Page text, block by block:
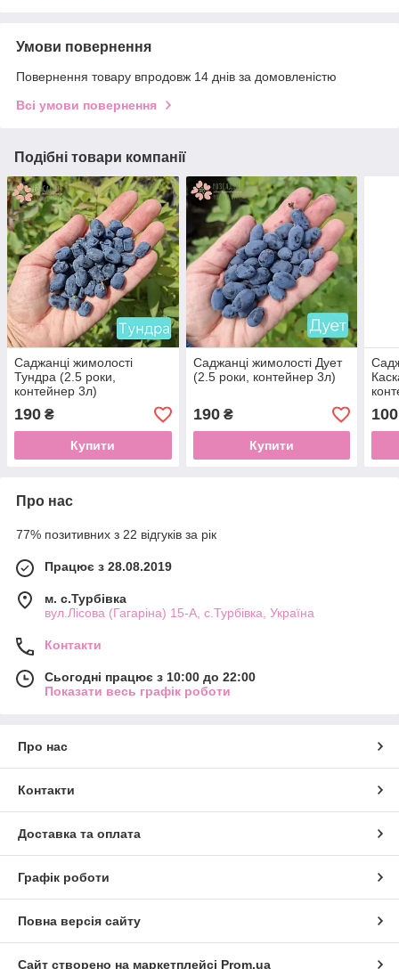
Умови повернення
Повернення товару впродовж 14 днів за домовленістю
Всі умови повернення
Подібні товари компанії
Саджанці жимолості
Тундра (2.5 роки,
контейнер 3л)
190 ₴
Купити
Саджанці жимолості Дует
(2.5 роки, контейнер 3л)
190₴
Купити
100
Про нас
77% позитивних з 22 відгуків за рік
Працює з 28.08.2019
м. с.Турбівка
вул.Лісова (Гагаріна) 15-А, с.Турбівка, Україна
Контакти
Сьогодні працює з 10:00 до 22:00
Показати весь графік роботи
Про нас
Контакти
Доставка та оплата
Графік роботи
Повна версія сайту
Сайт створено на маркетплейсі Prom.ua